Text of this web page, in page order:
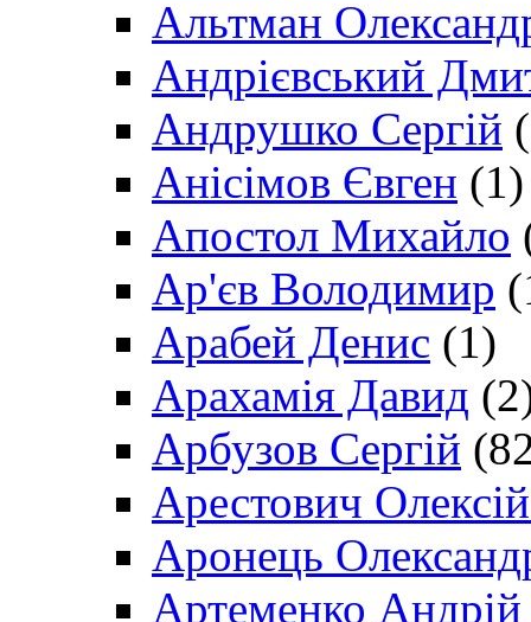
Альтман
Андрієвський
Андрушко Сергій
Анісімов Євген (1)
Апостол Михайло
Ар'єв Володимир
Арабей Денис (1)
Арахамія Давид
Арбузов Сергій
Арестович
Аронець
Артеменко Андрій